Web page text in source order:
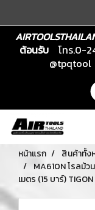
ต้อนรับ
โทร.0-
@tpqtool
หน้าแรก สินค้าทั้ง
MA610N โรลม้ว
เมตร (15 บาร์) TIGON